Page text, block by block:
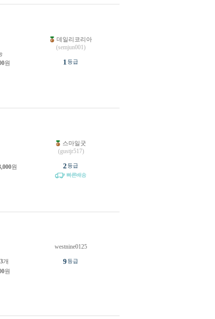
원
데일리코리아
(semjun001)
1 등급
원
스마일굿
(gustjr517)
2등급
빠른배송
3개
원
westnine0125
9등급